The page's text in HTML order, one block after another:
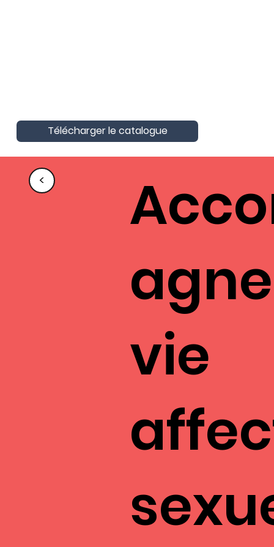
Télécharger le catalogue
<
vie